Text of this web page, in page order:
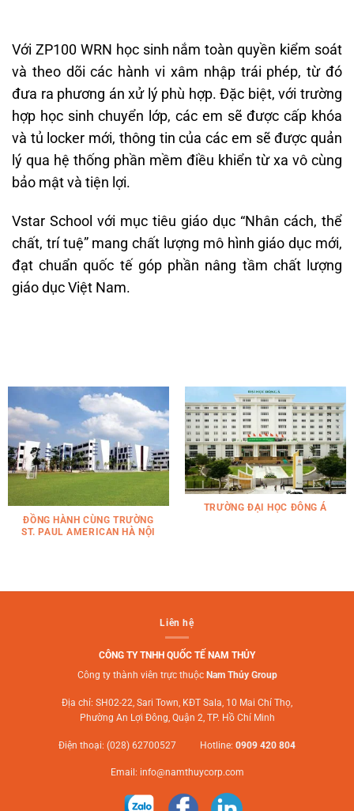
Với ZP100 WRN học sinh nắm toàn quyền kiểm soát
và theo dõi các hành vi xâm nhập trái phép, từ đó
đưa ra phương án xử lý phù hợp. Đặc biệt, với trường
hợp học sinh chuyển lớp, các em sẽ được cấp khóa
và tủ locker mới, thông tin của các em sẽ được quản
lý qua hệ thống phần mềm điều khiển từ xa vô cùng
bảo mật và tiện lợi.
Vstar School với mục tiêu giáo dục “Nhân cách, thể
chất, trí tuệ” mang chất lượng mô hình giáo dục mới,
đạt chuẩn quốc tế góp phần nâng tầm chất lượng
giáo dục Việt Nam.
ĐỒNG HÀNH CÙNG TRƯỜNG
ST. PAUL AMERICAN HÀ NỘI
TRƯỜNG ĐẠI HỌC ĐÔNG Á
Liên hệ
CÔNG TY TNHH QUỐC TẾ NAM THỦY
Công ty thành viên trực thuộc Nam Thủy Group
Địa chỉ: SH02-22, Sari Town, KĐT Sala, 10 Mai Chí Thọ,
Phường An Lợi Đông, Quận 2, TP. Hồ Chí Minh
Điện thoại: (028) 62700527 Hotline: 0909 420 804
Email: info@namthuycorp.com